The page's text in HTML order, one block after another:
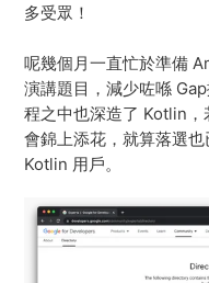
多受眾！
呢幾個月一直忙於準備
演講題目，減少咗喺
程之中也深造了 Kotlin
會錦上添花，就算落選
Kotlin 用戶。